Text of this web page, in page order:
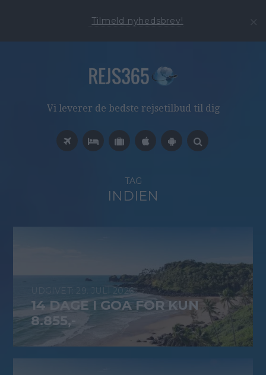
Tilmeld nyhedsbrev!
Vi leverer de bedste rejsetilbud til dig
TAG
INDIEN
29. JULI 2026
14 DAGE I GOA FOR KUN
8.855,-